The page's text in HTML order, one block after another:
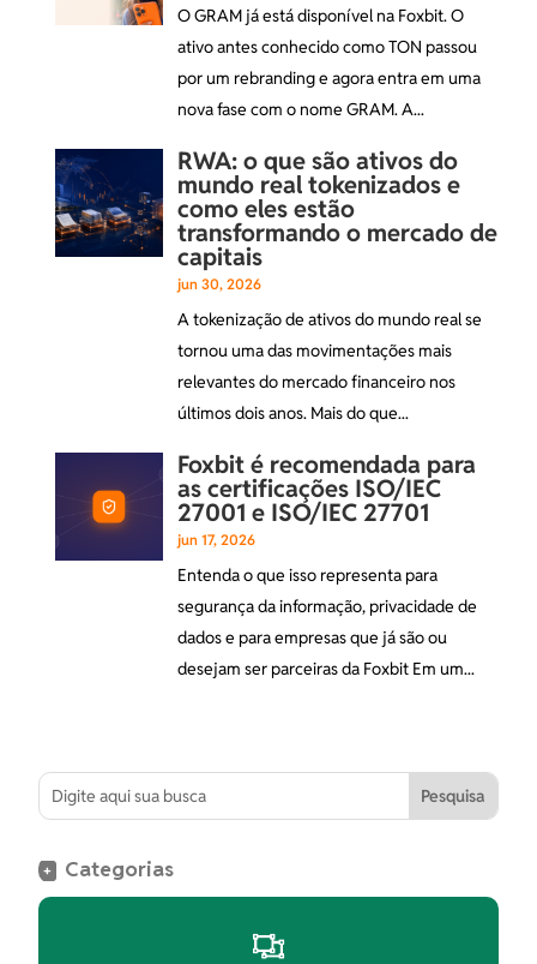
O GRAM já está disponível na Foxbit. O
ativo antes conhecido como TON passou
por um rebranding e agora entra em uma
nova fase com o nome GRAM. A...
RWA: o que são ativos do
mundo real tokenizados e
como eles estão
transformando o mercado de
capitais
jun 30, 2026
A tokenização de ativos do mundo real se
tornou uma das movimentações mais
relevantes do mercado financeiro nos
últimos dois anos. Mais do que...
Foxbit é recomendada para
as certificações ISO/IEC
27001 e ISO/IEC 27701
jun 17, 2026
Entenda o que isso representa para
segurança da informação, privacidade de
dados e para empresas que já são ou
desejam ser parceiras da Foxbit Em um...
+ Categorias
